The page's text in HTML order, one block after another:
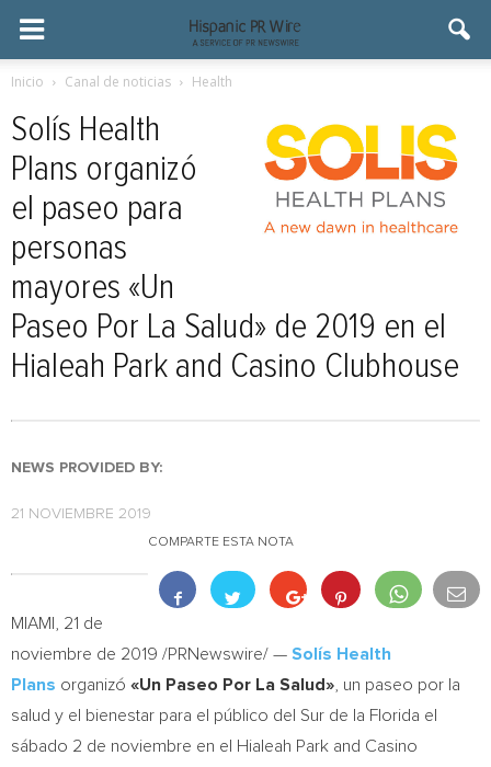
Inicio Canal de noticias Health
Solís Health
Plans organizó
el paseo para
personas
mayores «Un
Paseo Por La Salud» de 2019 en el
Hialeah Park and Casino Clubhouse
NEWS PROVIDED BY:
21 NOVIEMBRE 2019
COMPARTE ESTA NOTA
MIAMI
, 21 de
noviembre de 2019 /PRNewswire/ — Solís Health
Plans organizó «Un Paseo Por La Salud» , un paseo por la
salud y el bienestar para el público del Sur de la Florida el
sábado 2 de noviembre en el Hialeah Park and Casino